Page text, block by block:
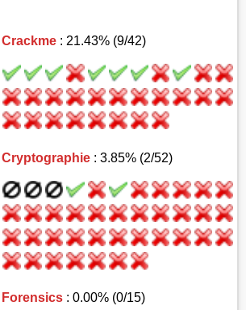
: 21.43% (9/42)
Cryptographie: 3.85% (2/52)
Forensics: 0.00% (0/15)